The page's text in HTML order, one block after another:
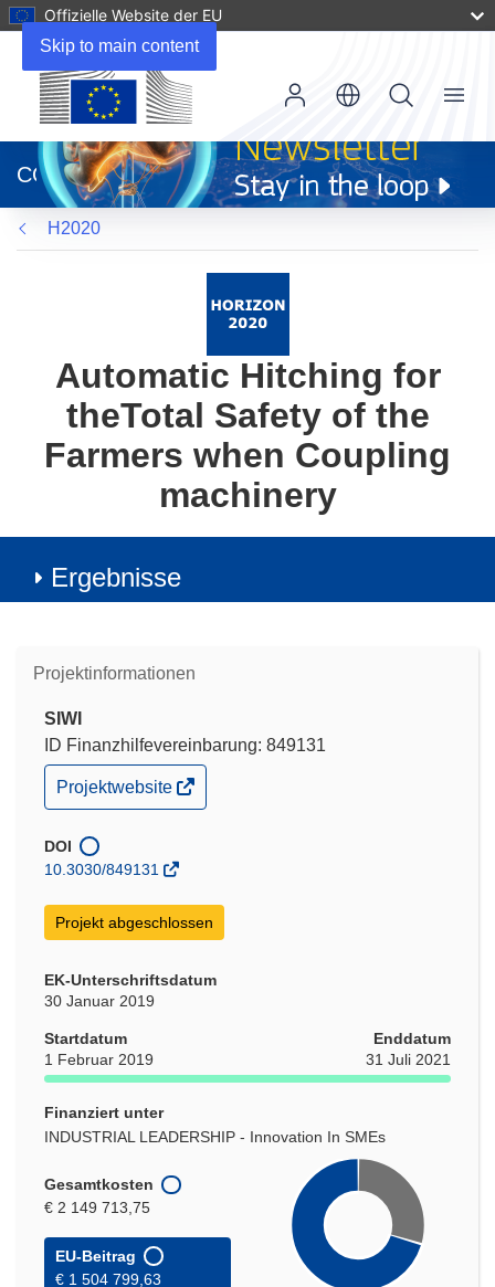
Skip to main content
Offizielle Website der EU
neuem
Fenster)
CORDIS
Menu
H2020
Automatic Hitching for
theTotal Safety of the
Farmers when Coupling
machinery
Ergebnisse
Projektinformationen
SIWI
ID Finanzhilfevereinbarung: 849131
(öffnet
in
Fenster)
Projektwebsite
DOI
10.3030/849131
Projekt abgeschlossen
EK-Unterschriftsdatum
30 Januar 2019
Startdatum
1 Februar 2019
Enddatum
31 Juli 2021
Finanziert unter
INDUSTRIAL LEADERSHIP - Innovation In SMEs
Gesamtkosten
€ 2 149 713,75
EU-Beitrag
€ 1 504 799,63